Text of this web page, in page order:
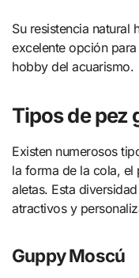
Su resistencia natural
excelente opción
hobby del acuarismo.
Tipos de pez
Existen numerosos
la forma de la cola,
aletas. Esta
atractivos y
Guppy Moscú